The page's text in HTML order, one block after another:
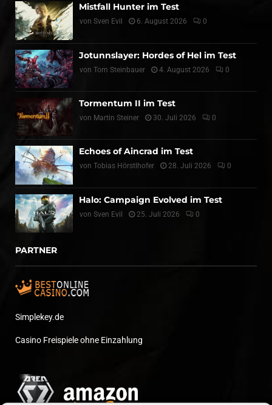
Mistfall Hunter im Test
von Sven Evil 6. August 2026 0
Jotunnslayer: Hordes of Hel im Test
von Tom Steinbauer 4. August 2026 0
Tormentum II im Test
von Martin Steiner 30. Juli 2026 0
Echoes of Aincrad im Test
von Tobias Hörstlhofer 28. Juli 2026 0
Halo: Campaign Evolved im Test
von Sven Evil 25. Juli 2026 0
PARTNER
Simplekey.de
Casino Freispiele ohne Einzahlung